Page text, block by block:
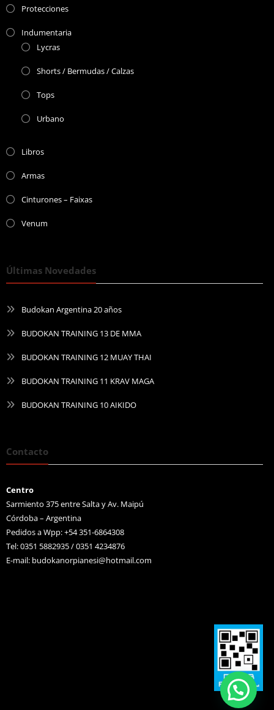
Protecciones
Indumentaria
Lycras
Shorts / Bermudas / Calzas
Tops
Urbano
Libros
Armas
Cinturones – Faixas
Venum
Últimas Novedades
Budokan Argentina 20 años
BUDOKAN TRAINING 13 DE MMA
BUDOKAN TRAINING 12 MUAY THAI
BUDOKAN TRAINING 11 KRAV MAGA
BUDOKAN TRAINING 10 AIKIDO
Contacto
Centro
Sarmiento 375 entre Salta y Av. Maipú
Córdoba – Argentina
Pedidos a Wpp: +54 351-6864308
Tel: 0351 5882935 / 0351 4234876
E-mail: budokanorpianesi@hotmail.com